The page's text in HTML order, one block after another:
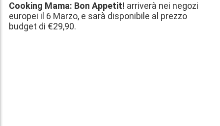
Cooking Mama: Bon Appetit! arriverà nei negozi
europei il 6 Marzo, e sarà disponibile al prezzo
budget di €29,90.